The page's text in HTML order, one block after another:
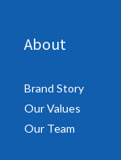
About
Brand Story
Our Values
Our Team